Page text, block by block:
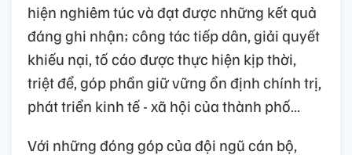
hiện nghiêm túc và đạt được những kết quả
đáng ghi nhận; công tác tiếp dân, giải quyết
khiếu nại, tố cáo được thực hiện kịp thời,
triệt để, góp phần giữ vững ổn định chính trị,
phát triển kinh tế - xã hội của thành phố…
Với những đóng góp của đội ngũ cán bộ,